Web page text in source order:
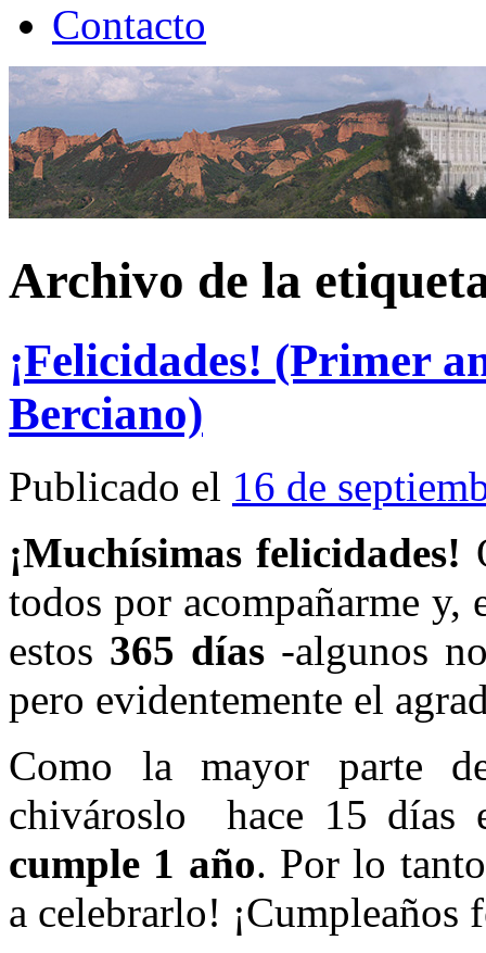
Contacto
Archivo de la
¡Felicidades! (Primer
Berciano)
Publicado el 16 de
¡Muchísimas felicidades!
todos por acompañarme y,
estos 365 días-algunos
pero evidentemente el
Como la mayor parte
chivároslo hace 15
cumple 1 año. Por lo
a celebrarlo!